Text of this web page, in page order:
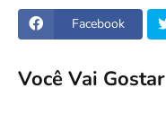
Facebook
Você Vai Gostar